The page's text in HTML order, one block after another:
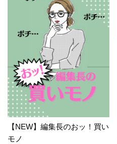
【NEW】編集長のおッ！買い
モノ